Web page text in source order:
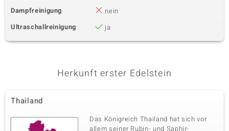
Dampfreinigung
nein
Ultraschallreinigung
ja
Herkunft erster Edelstein
Thailand
Das Königreich Thailand hat sich vor
allem seiner Rubin- und Saphir-